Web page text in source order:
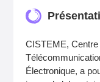
CISTEME, Centre
Électronique, a